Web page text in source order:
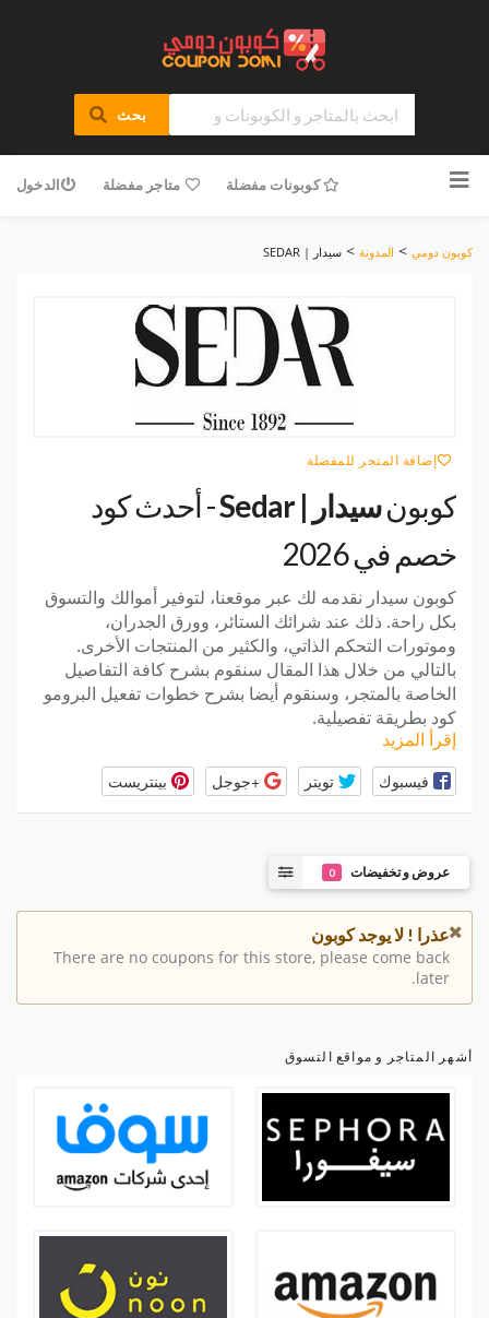
بحث
للمحتوى
كوبونات مفضلة متاجر مفضلة الدخول
كوبون دومي > المدونة > سيدار | SEDAR
إضافة المتجر للمفضلة
كوبونسيدار | Sedar
- أحدث كود
خصم في 2026
كوبون سيدار نقدمه لك عبر موقعنا، لتوفير أموالك والتسوق
بكل راحة. ذلك عند شرائك الستائر، وورق الجدران،
وموتورات التحكم الذاتي، والكثير من المنتجات الأخرى.
بالتالي من خلال هذا المقال سنقوم بشرح كافة التفاصيل
الخاصة بالمتجر، وسنقوم أيضا بشرح خطوات تفعيل البرومو
كود بطريقة تفصيلية.
إقرأ المزيد
فيسبوك تويتر +جوجل بينتريست
عروض و تخفيضات 0
عذرا ! لا يوجد كوبون
There are no coupons for this store, please come back
later.
أشهر المتاجر و مواقع التسوق